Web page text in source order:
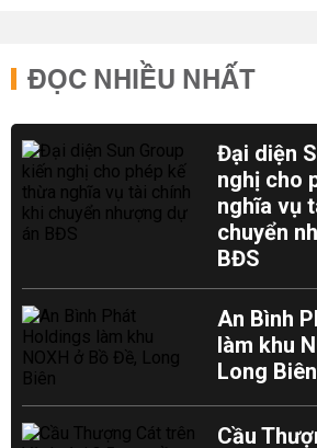
ĐỌC NHIỀU NHẤT
Đại diện
nghị cho
nghĩa vụ
chuyển
BĐS
An Bình
làm khu
Long Biên
Cầu